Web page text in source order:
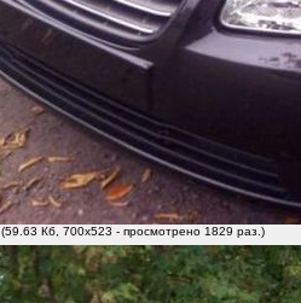
(59.63 Кб, 700x523 - просмотрено 1829 раз.)